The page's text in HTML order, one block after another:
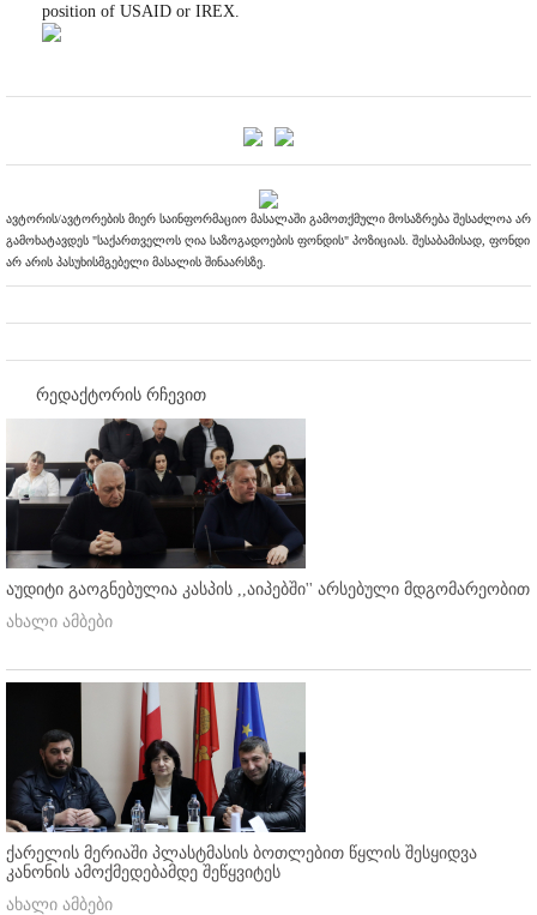
position of USAID or IREX.
ავტორის/ავტორების მიერ საინფორმაციო მასალაში გამოთქმული მოსაზრება შესაძლოა არ
გამოხატავდეს "საქართველოს ღია საზოგადოების ფონდის" პოზიციას. შესაბამისად, ფონდი
არ არის პასუხისმგებელი მასალის შინაარსზე.
რედაქტორის რჩევით
აუდიტი გაოგნებულია კასპის ,,აიპებში'' არსებული მდგომარეობით
ახალი ამბები
ქარელის მერიაში პლასტმასის ბოთლებით წყლის შესყიდვა
კანონის ამოქმედებამდე შეწყვიტეს
ახალი ამბები